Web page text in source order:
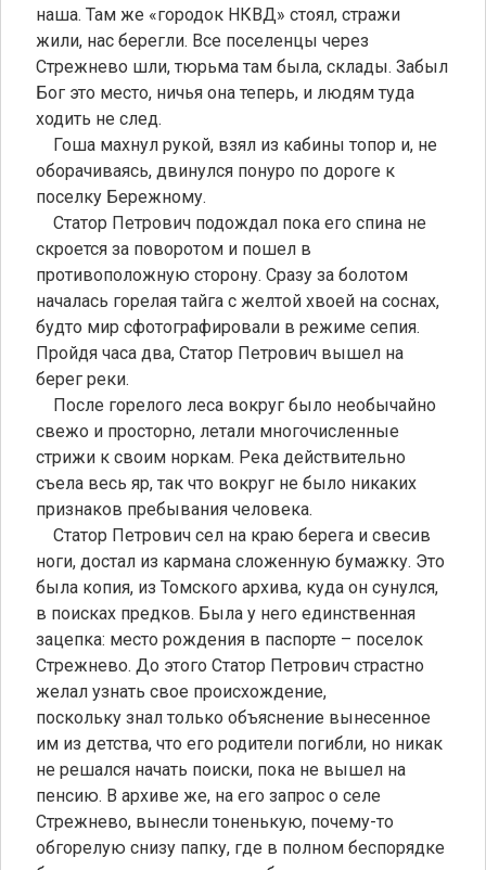
наша. Там же «городок НКВД» стоял, стражи
жили, нас берегли. Все поселенцы через
Стрежнево шли, тюрьма там была, склады. Забыл
Бог это место, ничья она теперь, и людям туда
ходить не след.
Гоша махнул рукой, взял из кабины топор и, не
оборачиваясь, двинулся понуро по дороге к
поселку Бережному.
Статор Петрович подождал пока его спина не
скроется за поворотом и пошел в
противоположную сторону. Сразу за болотом
началась горелая тайга с желтой хвоей на соснах,
будто мир сфотографировали в режиме сепия.
Пройдя часа два, Статор Петрович вышел на
берег реки.
После горелого леса вокруг было необычайно
свежо и просторно, летали многочисленные
стрижи к своим норкам. Река действительно
съела весь яр, так что вокруг не было никаких
признаков пребывания человека.
Статор Петрович сел на краю берега и свесив
ноги, достал из кармана сложенную бумажку. Это
была копия, из Томского архива, куда он сунулся,
в поисках предков. Была у него единственная
зацепка: место рождения в паспорте – поселок
Стрежнево. До этого Статор Петрович страстно
желал узнать свое происхождение,
поскольку знал только объяснение вынесенное
им из детства, что его родители погибли, но никак
не решался начать поиски, пока не вышел на
пенсию. В архиве же, на его запрос о селе
Стрежнево, вынесли тоненькую, почему-то
обгорелую снизу папку, где в полном беспорядке